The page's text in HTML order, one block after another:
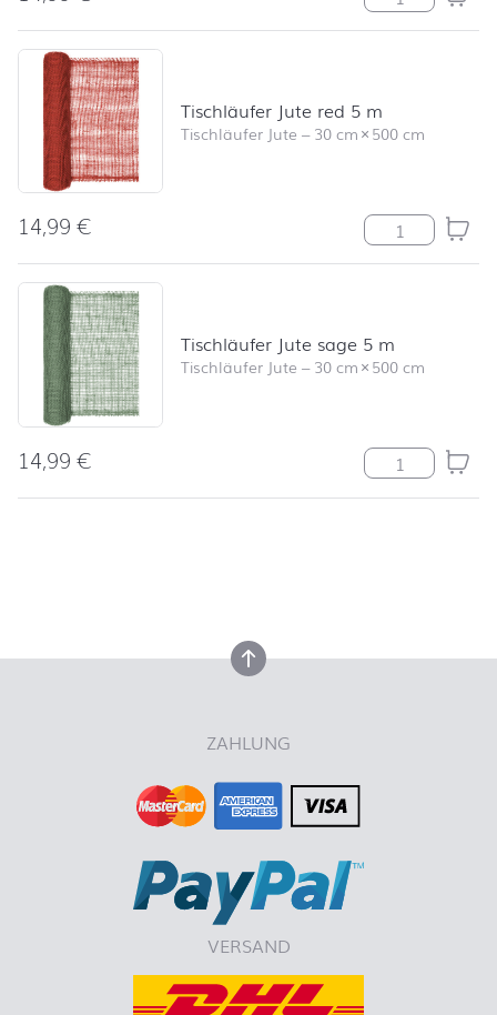
Tischläufer Jute red 5 m
Tischläufer Jute –30 cm×500 cm
14,99€ Tischläufer
Tischläufer Jute sage 5 m
Tischläufer Jute –30 cm×500 cm
14,99€ Tischläufer
nach oben
ZAHLUNG
VERSAND